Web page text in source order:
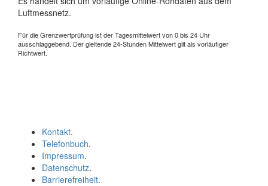
Luftmessnetz.
Für die Grenzwertprüfung ist der Tagesmittelwert von 0 bis 24 Uhr
ausschlaggebend. Der gleitende 24-Stunden Mittelwert gilt als vorläufiger
Richtwert.
Kontakt.
Telefonbuch.
Impressum.
Datenschutz.
Barrierefreiheit.